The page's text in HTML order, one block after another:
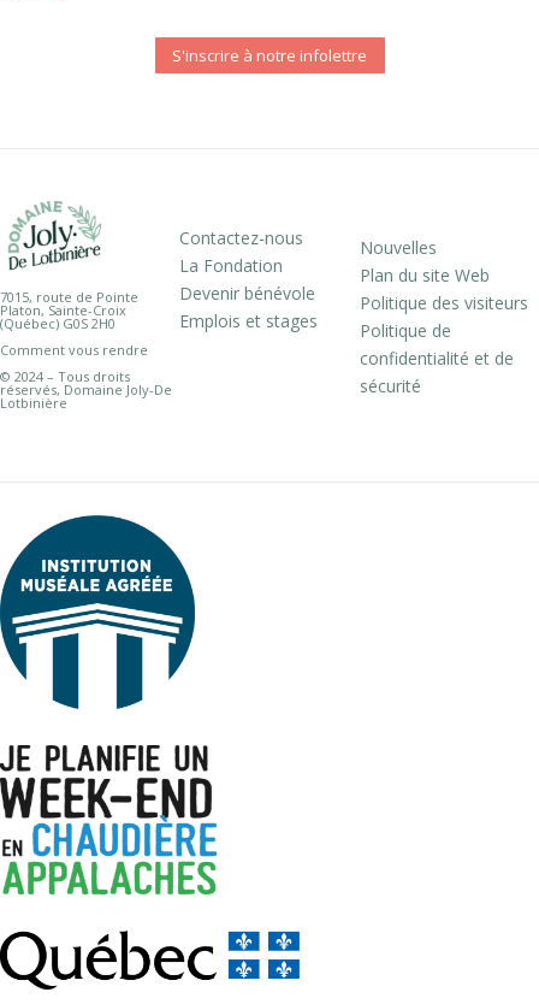
S'inscrire à notre infolettre
7015, route de Pointe
Platon, Sainte-Croix
(Québec) G0S 2H0
Comment vous rendre
© 2024 – Tous droits
réservés, Domaine Joly-De
Lotbinière
Contactez-nous
La Fondation
Devenir bénévole
Emplois et stages
Nouvelles
Plan du site Web
Politique des visiteurs
Politique de
confidentialité et de
sécurité